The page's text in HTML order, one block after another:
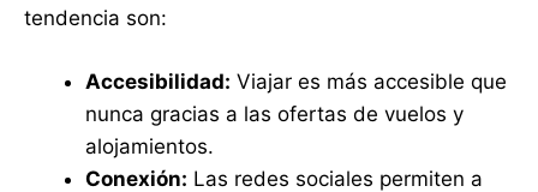
tendencia son:
Accesibilidad: Viajar es más accesible que
nunca gracias a las ofertas de vuelos y
alojamientos.
Conexión: Las redes sociales permiten a